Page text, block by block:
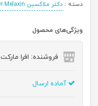
دسته : دکتر ملاکسین Dr.Melaxin
ویژگی‌های محصول
فروشنده: افرا مارکت
آماده ارسال